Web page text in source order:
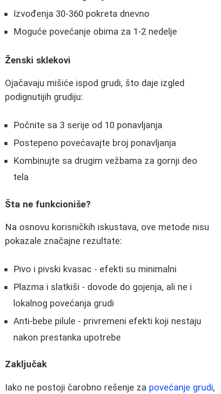
Izvođenja 30-360 pokreta dnevno
Moguće povećanje obima za 1-2 nedelje
Ženski sklekovi
Ojačavaju mišiće ispod grudi, što daje izgled
podignutijih grudiju:
Počnite sa 3 serije od 10 ponavljanja
Postepeno povećavajte broj ponavljanja
Kombinujte sa drugim vežbama za gornji deo
tela
Šta ne funkcioniše?
Na osnovu korisničkih iskustava, ove metode nisu
pokazale značajne rezultate:
Pivo i pivski kvasac - efekti su minimalni
Plazma i slatkiši - dovode do gojenja, ali ne i
lokalnog povećanja grudi
Anti-bebe pilule - privremeni efekti koji nestaju
nakon prestanka upotrebe
Zaključak
Iako ne postoji čarobno rešenje za povećanje grudi,